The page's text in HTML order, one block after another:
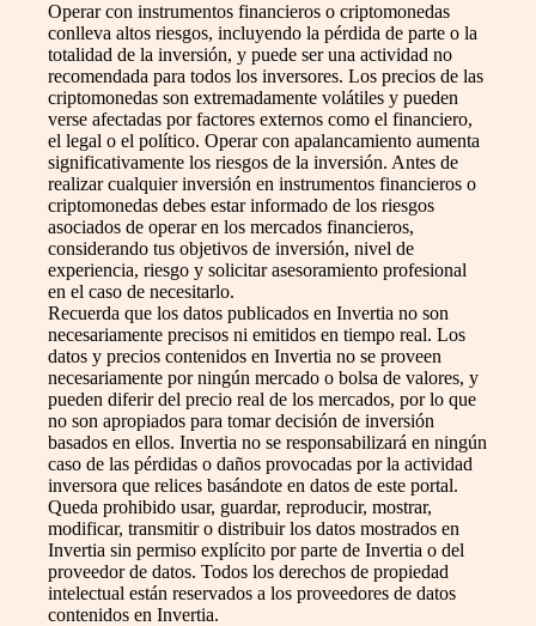
Operar con instrumentos financieros o criptomonedas
conlleva altos riesgos, incluyendo la pérdida de parte o la
totalidad de la inversión, y puede ser una actividad no
recomendada para todos los inversores. Los precios de las
criptomonedas son extremadamente volátiles y pueden
verse afectadas por factores externos como el financiero,
el legal o el político. Operar con apalancamiento aumenta
significativamente los riesgos de la inversión. Antes de
realizar cualquier inversión en instrumentos financieros o
criptomonedas debes estar informado de los riesgos
asociados de operar en los mercados financieros,
considerando tus objetivos de inversión, nivel de
experiencia, riesgo y solicitar asesoramiento profesional
en el caso de necesitarlo.
Recuerda que los datos publicados en Invertia no son
necesariamente precisos ni emitidos en tiempo real. Los
datos y precios contenidos en Invertia no se proveen
necesariamente por ningún mercado o bolsa de valores, y
pueden diferir del precio real de los mercados, por lo que
no son apropiados para tomar decisión de inversión
basados en ellos. Invertia no se responsabilizará en ningún
caso de las pérdidas o daños provocadas por la actividad
inversora que relices basándote en datos de este portal.
Queda prohibido usar, guardar, reproducir, mostrar,
modificar, transmitir o distribuir los datos mostrados en
Invertia sin permiso explícito por parte de Invertia o del
proveedor de datos. Todos los derechos de propiedad
intelectual están reservados a los proveedores de datos
contenidos en Invertia.